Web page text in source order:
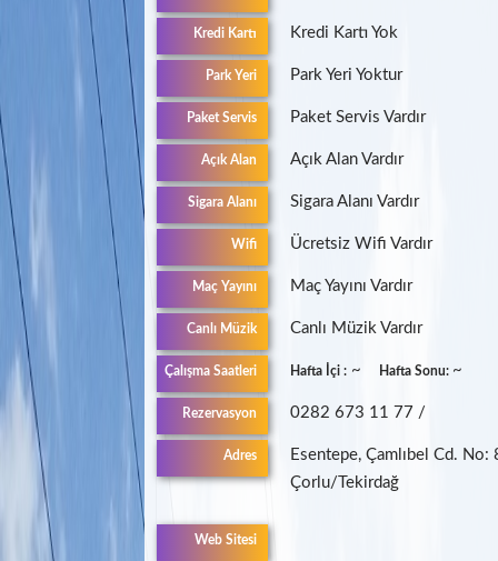
Kredi Kartı Kredi Kartı Yok
Park Yeri Park Yeri Yoktur
Paket Servis Paket Servis Vardır
Açık Alan Açık Alan Vardır
Sigara Alanı Sigara Alanı Vardır
Wifi Ücretsiz Wifi Vardır
Maç Yayını Maç Yayını Vardır
Canlı Müzik Canlı Müzik Vardır
Çalışma Saatleri Hafta İçi : ~ Hafta Sonu: ~
Rezervasyon 0282 673 11 77 /
Adres
Esentepe, Çamlıbel Cd.
Çorlu/Tekirdağ
Web Sitesi